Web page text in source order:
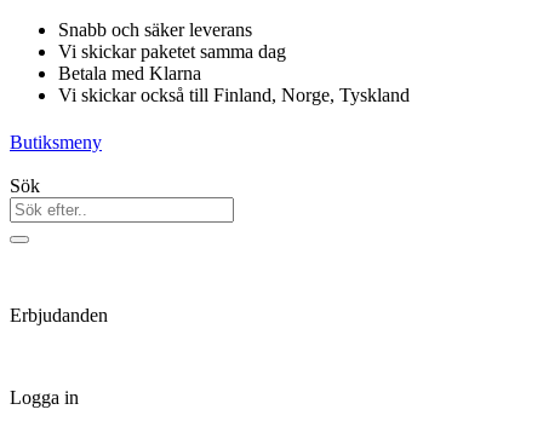
Hoppa
innehåll
Snabb och säker leverans
Vi skickar paketet samma dag
Betala med Klarna
Vi skickar också till Finland, Norge, Tyskland
Butiksmeny
Sök
Erbjudanden
Logga in